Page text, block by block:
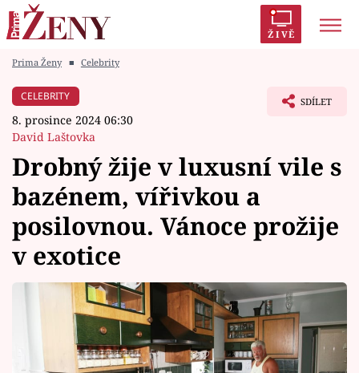
ŽIVĚ
Módní alarm
Témata
Celebrity
Vztahy
Seriály
Horoskopy
Prima Ženy ■ Celebrity
CELEBRITY
8. prosince 2024 06:30
David Laštovka
SDÍLET
Drobný žije v luxusní vile s
bazénem, vířivkou a
posilovnou. Vánoce prožije
v exotice